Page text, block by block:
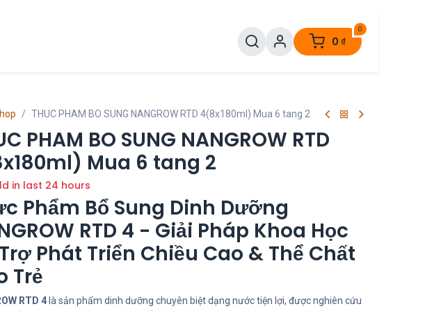
0
0 ₫
THUC PHAM BO SUNG NANGROW RTD 4(8x180ml) Mua 6 tang 2
PHAM BO SUNG NANGROW RTD
Mua 6 tang 2
in last 24 hours
Phẩm Bổ Sung Dinh Dưỡng
RTD 4 - Giải Pháp Khoa Học
Phát Triển Chiều Cao & Thể Chất
Trẻ
RTD 4 là sản phẩm dinh dưỡng chuyên biệt dạng nước tiện lợi, được nghiên cứu